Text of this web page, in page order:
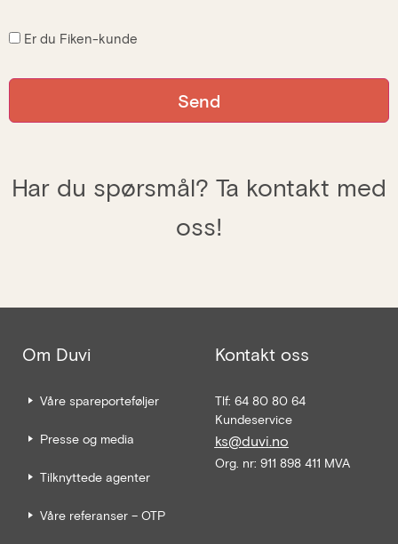
Er du Fiken-kunde
Har du spørsmål? Ta kontakt med
oss!
Om Duvi
Våre spareporteføljer
Presse og media
Tilknyttede agenter
Våre referanser – OTP
Kontakt oss
Tlf: 64 80 80 64
Kundeservice
ks@duvi.no
Org. nr: 911 898 411 MVA